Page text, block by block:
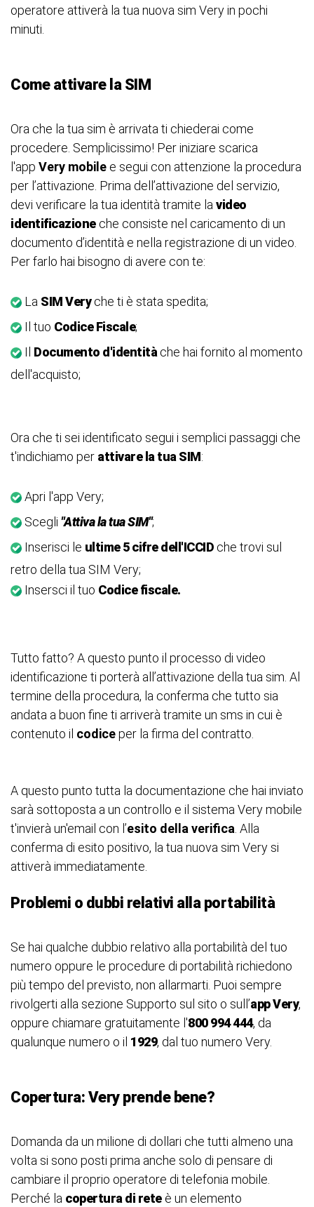
operatore attiverà la tua nuova sim Very in pochi
minuti.
Come attivare la SIM
Ora che la tua sim è arrivata ti chiederai come
procedere. Semplicissimo! Per iniziare scarica
l'app Very mobile e segui con attenzione la procedura
per l’attivazione. Prima dell’attivazione del servizio,
devi verificare la tua identità tramite lavideo
identificazioneche consiste nel caricamento di un
documento d’identità e nella registrazione di un video.
Per farlo hai bisogno di avere con te:
La SIM Veryche ti è stata spedita;
Il tuo Codice Fiscale;
Il Documento d'identità che hai fornito al momento
dell'acquisto;
Ora che ti sei identificato segui i semplici passaggi che
t'indichiamo per attivare la tua SIM:
Apri l'app Very;
Scegli "Attiva la tua SIM";
Inserisci le ultime 5 cifre dell'ICCID che trovi sul
retro della tua SIM Very;
Insersci il tuo Codice fiscale.
Tutto fatto? A questo punto il processo di video
identificazione ti porterà all’attivazione della tua sim. Al
termine della procedura, la conferma che tutto sia
andata a buon fine ti arriverà tramite un sms in cui è
contenuto il codiceper la firma del contratto.
A questo punto tutta la documentazione che hai inviato
sarà sottoposta a un controllo e il sistema Very mobile
t'invierà un'email con l’esito della verifica. Alla
conferma di esito positivo, la tua nuova sim Very si
attiverà immediatamente.
Problemi o dubbi relativi alla portabilità
Se hai qualche dubbio relativo alla portabilità del tuo
numero oppure le procedure di portabilità richiedono
più tempo del previsto, non allarmarti. Puoi sempre
rivolgerti alla sezione Supporto sul sito o sull’app Very,
oppure chiamare gratuitamente l'800 994 444, da
qualunque numero o il 1929, dal tuo numero Very.
Copertura: Very prende bene?
Domanda da un milione di dollari che tutti almeno una
volta si sono posti prima anche solo di pensare di
cambiare il proprio operatore di telefonia mobile.
Perché la copertura di reteè un elemento